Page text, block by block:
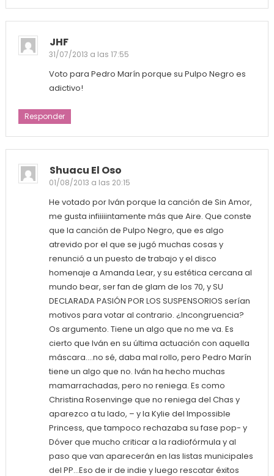
JHF
31/07/2013 a las 17:55
Voto para Pedro Marín porque su Pulpo Negro es
adictivo!
Responder
Shuacu El Oso
01/08/2013 a las 20:15
He votado por Iván porque la canción de Sin Amor,
me gusta infiiiiintamente más que Aire. Que conste
que la canción de Pulpo Negro, que es algo
atrevido por el que se jugó muchas cosas y
renunció a un puesto de trabajo y el disco
homenaje a Amanda Lear, y su estética cercana al
mundo bear, ser fan de glam de los 70, y SU
DECLARADA PASIÓN POR LOS SUSPENSORIOS serían
motivos para votar al contrario. ¿Incongruencia?
Os argumento. Tiene un algo que no me va. Es
cierto que Iván en su última actuación con aquella
máscara….no sé, daba mal rollo, pero Pedro Marín
tiene un algo que no. Iván ha hecho muchas
mamarrachadas, pero no reniega. Es como
Christina Rosenvinge que no reniega del Chas y
aparezco a tu lado, – y la Kylie del Impossible
Princess, que tampoco rechazaba su fase pop- y
Dóver que mucho criticar a la radiofórmula y al
paso que van aparecerán en las listas municipales
del PP…Eso de ir de indie y luego rescatar éxitos